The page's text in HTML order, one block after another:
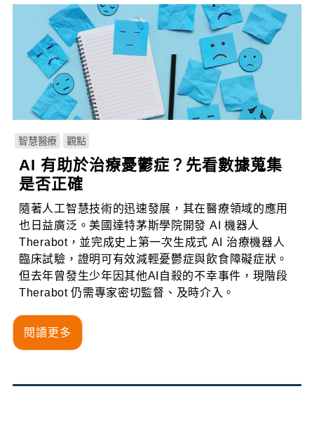
智慧醫療 觀點
AI 有助於治療憂鬱症？先看數據蒐集
是否正確
隨著人工智慧技術的迅速發展，其在醫療領域的應用
也日益廣泛。美國達特茅斯學院開發 AI 機器人
Therabot，並完成史上第一次生成式 AI 治療機器人
臨床試驗，證明可有效減輕憂鬱症與飲食障礙症狀。
但去年曾發生少年因其他AI自殺的不幸事件，現階段
Therabot 仍需專家密切監督、及時介入。
閱讀更多